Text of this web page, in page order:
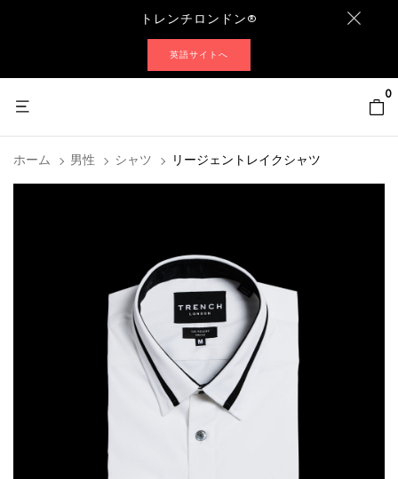
トレンチロンドン®
英語サイトへ
0
ホーム 男性 シャツ リージェントレイクシャツ